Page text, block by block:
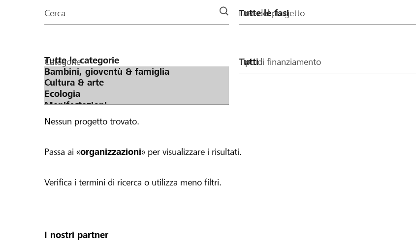
della
Cerca Fase del progetto
Categorie Tipo di finanziamento
Nessun progetto trovato.
Passa ai «organizzazioni» per visualizzare i risultati.
Verifica i termini di ricerca o utilizza meno filtri.
I nostri partner